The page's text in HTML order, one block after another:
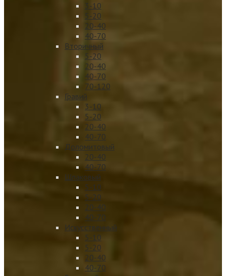
3-10
5-20
20-40
40-70
Вторичный
5-20
20-40
40-70
70-120
Гравий
3-10
5-20
20-40
40-70
Доломитовый
20-40
40-70
Шлаковый
5-10
5-20
20-40
40-70
Искусственный
5-10
5-20
20-40
40-70